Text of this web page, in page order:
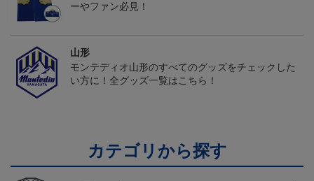
ーやファン必見！
山形
モンテディオ山形のすべてのグッズをチェックした
い方に！全グッズ一覧はこちら！
カテゴリから探す